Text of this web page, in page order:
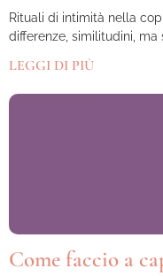
Rituali di intimità nella
differenze, similitudini,
LEGGI DI PIÙ
Come faccio a